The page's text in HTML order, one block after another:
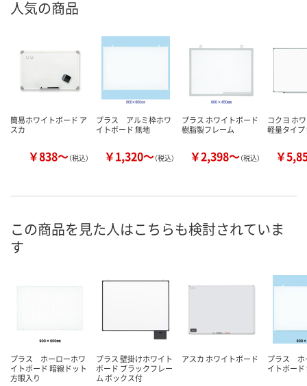
人気の商品
簡易ホワイトボード ア
スカ
￥838～（税込）
プラス アルミ枠ホワ
イトボード 無地
￥1,320～（税込）
プラス ホワイトボード
樹脂製フレーム
￥2,398～（税込）
コクヨ ホ
軽量タイプ
￥
この商品を見た人はこちらも検討されていま
す
プラス ホーローホワ
イトボード 暗線ドット
方眼入り
プラス 壁掛けホワイト
ボード ブラックフレー
ム ボックス付
アスカ ホワイトボード
プラス ホ
イトボード